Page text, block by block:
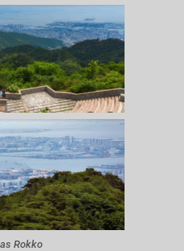
Rokko